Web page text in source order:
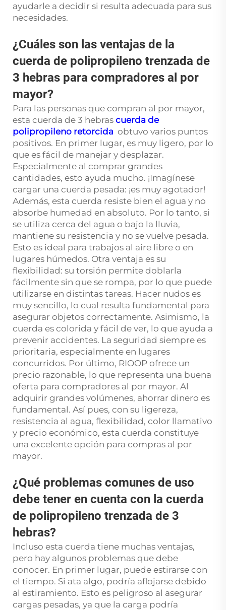
ayudarle a decidir si resulta adecuada para sus
necesidades.
¿Cuáles son las ventajas de la
cuerda de polipropileno trenzada de
3 hebras para compradores al por
mayor?
Para las personas que compran al por mayor,
esta cuerda de 3 hebras cuerda de
polipropileno retorcida obtuvo varios puntos
positivos. En primer lugar, es muy ligero, por lo
que es fácil de manejar y desplazar.
Especialmente al comprar grandes
cantidades, esto ayuda mucho. ¡Imagínese
cargar una cuerda pesada: ¡es muy agotador!
Además, esta cuerda resiste bien el agua y no
absorbe humedad en absoluto. Por lo tanto, si
se utiliza cerca del agua o bajo la lluvia,
mantiene su resistencia y no se vuelve pesada.
Esto es ideal para trabajos al aire libre o en
lugares húmedos. Otra ventaja es su
flexibilidad: su torsión permite doblarla
fácilmente sin que se rompa, por lo que puede
utilizarse en distintas tareas. Hacer nudos es
muy sencillo, lo cual resulta fundamental para
asegurar objetos correctamente. Asimismo, la
cuerda es colorida y fácil de ver, lo que ayuda a
prevenir accidentes. La seguridad siempre es
prioritaria, especialmente en lugares
concurridos. Por último, RIOOP ofrece un
precio razonable, lo que representa una buena
oferta para compradores al por mayor. Al
adquirir grandes volúmenes, ahorrar dinero es
fundamental. Así pues, con su ligereza,
resistencia al agua, flexibilidad, color llamativo
y precio económico, esta cuerda constituye
una excelente opción para compras al por
mayor.
¿Qué problemas comunes de uso
debe tener en cuenta con la cuerda
de polipropileno trenzada de 3
hebras?
Incluso esta cuerda tiene muchas ventajas,
pero hay algunos problemas que debe
conocer. En primer lugar, puede estirarse con
el tiempo. Si ata algo, podría aflojarse debido
al estiramiento. Esto es peligroso al asegurar
cargas pesadas, ya que la carga podría